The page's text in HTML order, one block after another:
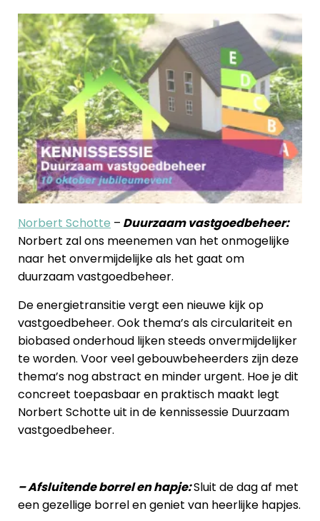
Norbert Schotte – Duurzaam vastgoedbeheer:
Norbert zal ons meenemen van het onmogelijke
naar het onvermijdelijke als het gaat om
duurzaam vastgoedbeheer.
De energietransitie vergt een nieuwe kijk op
vastgoedbeheer. Ook thema’s als circulariteit en
biobased onderhoud lijken steeds onvermijdelijker
te worden. Voor veel gebouwbeheerders zijn deze
thema’s nog abstract en minder urgent. Hoe je dit
concreet toepasbaar en praktisch maakt legt
Norbert Schotte uit in de kennissessie Duurzaam
vastgoedbeheer.
– Afsluitende borrel enhapje:Sluit de dag af met
een gezellige borrel en geniet van heerlijke hapjes.